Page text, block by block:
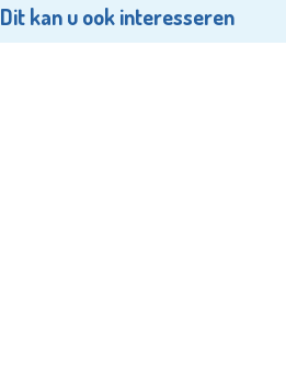
Dit kan u ook interesseren